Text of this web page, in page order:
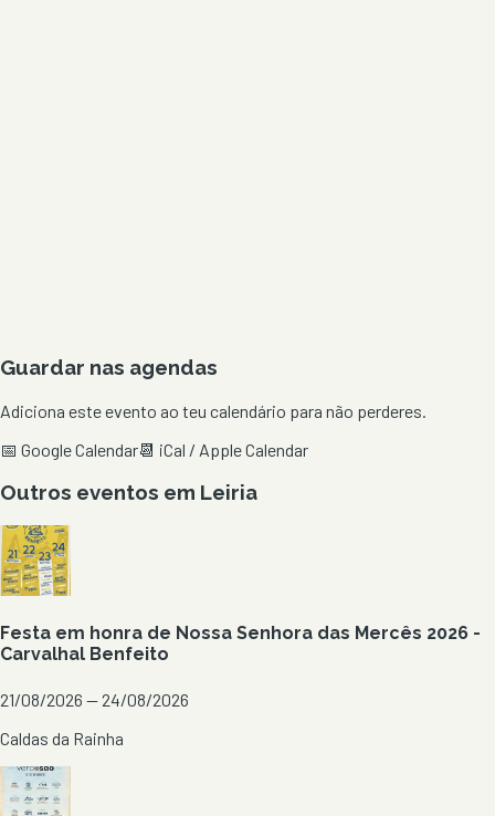
Guardar nas agendas
Adiciona este evento ao teu calendário para não perderes.
📅 Google Calendar📆 iCal / Apple Calendar
Outros eventos em Leiria
Festa em honra de Nossa Senhora das Mercês 2026 -
Carvalhal Benfeito
21/08/2026 — 24/08/2026
Caldas da Rainha